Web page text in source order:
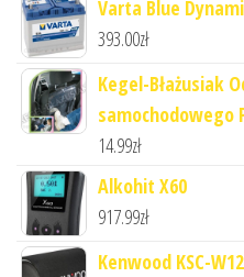
Varta Blue
393.00zł
Kegel-Błażusiak
samochodowego
14.99zł
Alkohit X60
917.99zł
Kenwood KSC-